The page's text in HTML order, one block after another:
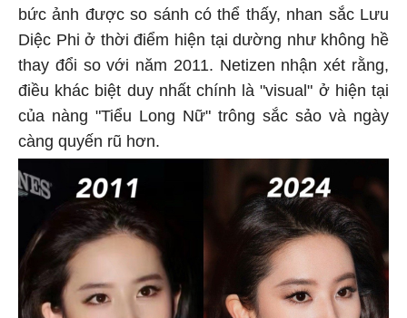
bức ảnh được so sánh có thể thấy, nhan sắc Lưu
Diệc Phi ở thời điểm hiện tại dường như không hề
thay đổi so với năm 2011. Netizen nhận xét rằng,
điều khác biệt duy nhất chính là "visual" ở hiện tại
của nàng "Tiểu Long Nữ" trông sắc sảo và ngày
càng quyến rũ hơn.